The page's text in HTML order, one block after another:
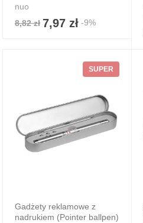
nuo
8,82 zł 7,97 zł -9%
SUPER
Gadżety reklamowe z
nadrukiem (Pointer ballpen)